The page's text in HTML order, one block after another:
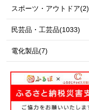
スポーツ・アウトドア(2)
民芸品・工芸品(1033)
電化製品(7)